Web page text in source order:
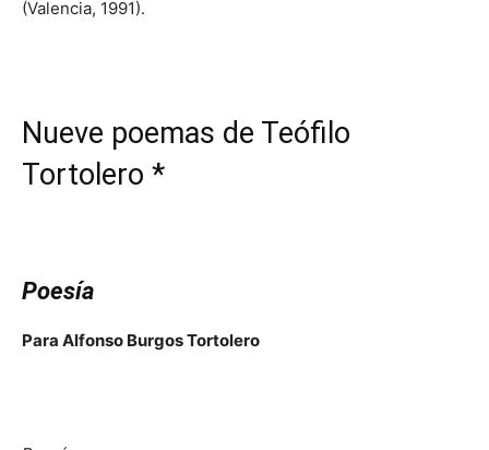
(Valencia, 1991).
Nueve poemas de Teófilo
Tortolero *
Poesía
Para Alfonso Burgos Tortolero